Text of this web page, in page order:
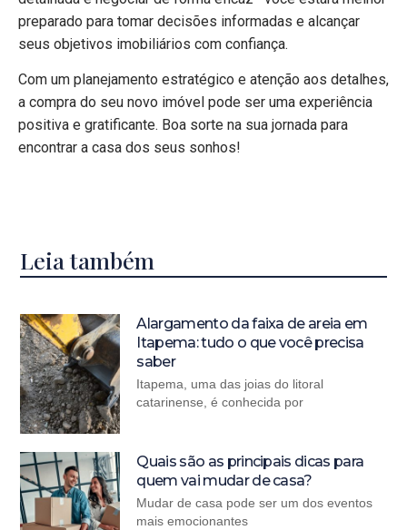
preparado para tomar decisões informadas e alcançar
seus objetivos imobiliários com confiança.
Com um planejamento estratégico e atenção aos detalhes,
a compra do seu novo imóvel pode ser uma experiência
positiva e gratificante. Boa sorte na sua jornada para
encontrar a casa dos seus sonhos!
Leia também
Alargamento da faixa de areia em
Itapema: tudo o que você precisa
saber
Itapema, uma das joias do litoral
catarinense, é conhecida por
Quais são as principais dicas para
quem vai mudar de casa?
Mudar de casa pode ser um dos eventos
mais emocionantes